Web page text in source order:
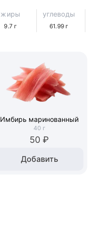
жиры
9.7 г
углеводы
61.99 г
Имбирь маринованный
40 г
50 ₽
Добавить